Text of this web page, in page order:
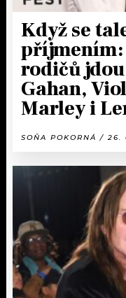
Když se
příjmením:
rodičů
Gahan,
Marley i
SOŇA POKORNÁ / 26.